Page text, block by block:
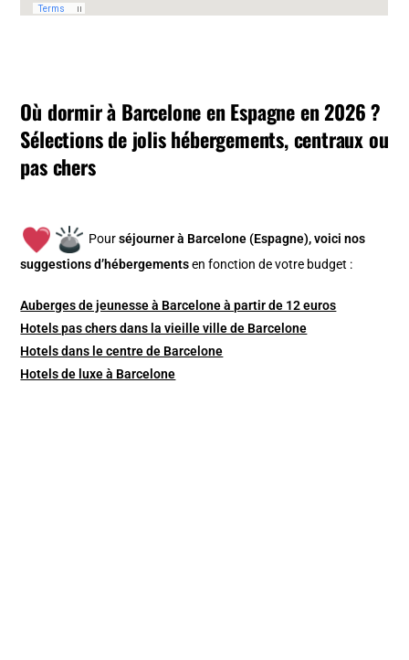
Où dormir à Barcelone en Espagne en 2026 ?
Sélections de jolis hébergements, centraux ou
pas chers
Pourséjourner à Barcelone (Espagne), voici nos
suggestions d’hébergements en fonction de votre budget :
Auberges de jeunesse à Barcelone à partir de 12 euros
Hotels pas chers dans la vieille ville de Barcelone
Hotels dans le centre de Barcelone
Hotels de luxe à Barcelone